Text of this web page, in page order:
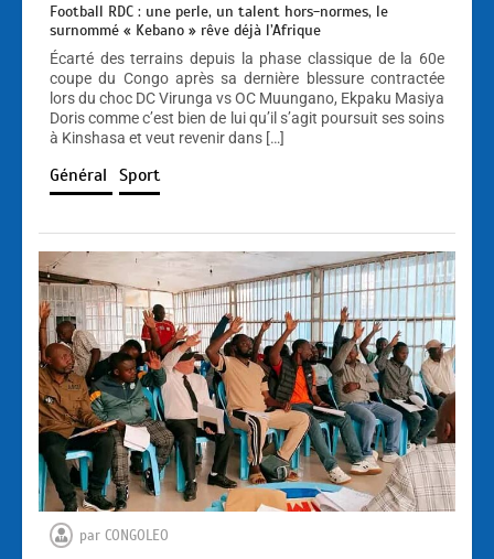
Football RDC : une perle, un talent hors-normes, le
surnommé « Kebano » rêve déjà l’Afrique
Écarté des terrains depuis la phase classique de la 60e
coupe du Congo après sa dernière blessure contractée
lors du choc DC Virunga vs OC Muungano, Ekpaku Masiya
Doris comme c’est bien de lui qu’il s’agit poursuit ses soins
à Kinshasa et veut revenir dans […]
Général Sport
par CONGOLEO